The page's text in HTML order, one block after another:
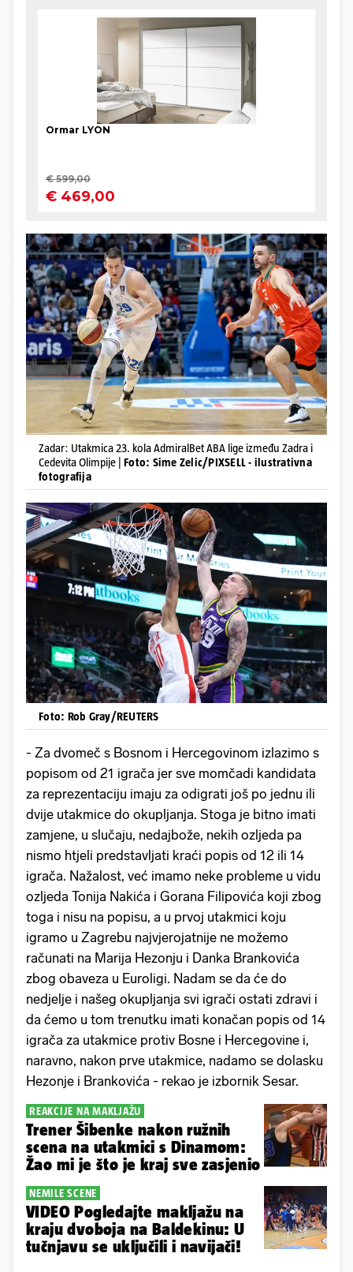
Zadar: Utakmica 23. kola AdmiralBet ABA lige između Zadra i
Cedevita Olimpije | Foto: Sime Zelic/PIXSELL - ilustrativna
fotografija
Foto: Rob Gray/REUTERS
- Za dvomeč s Bosnom i Hercegovinom izlazimo s
popisom od 21 igrača jer sve momčadi kandidata
za reprezentaciju imaju za odigrati još po jednu ili
dvije utakmice do okupljanja. Stoga je bitno imati
zamjene, u slučaju, nedajbože, nekih ozljeda pa
nismo htjeli predstavljati kraći popis od 12 ili 14
igrača. Nažalost, već imamo neke probleme u vidu
ozljeda Tonija Nakića i Gorana Filipovića koji zbog
toga i nisu na popisu, a u prvoj utakmici koju
igramo u Zagrebu najvjerojatnije ne možemo
računati na Marija Hezonju i Danka Brankovića
zbog obaveza u Euroligi. Nadam se da će do
nedjelje i našeg okupljanja svi igrači ostati zdravi i
da ćemo u tom trenutku imati konačan popis od 14
igrača za utakmice protiv Bosne i Hercegovine i,
naravno, nakon prve utakmice, nadamo se dolasku
Hezonje i Brankovića - rekao je izbornik Sesar.
REAKCIJE NA MAKLJAŽU
Trener Šibenke nakon ružnih
scena na utakmici s Dinamom:
Žao mi je što je kraj sve zasjenio
NEMILE SCENE
VIDEO Pogledajte makljažu na
kraju dvoboja na Baldekinu: U
tučnjavu se uključili i navijači!